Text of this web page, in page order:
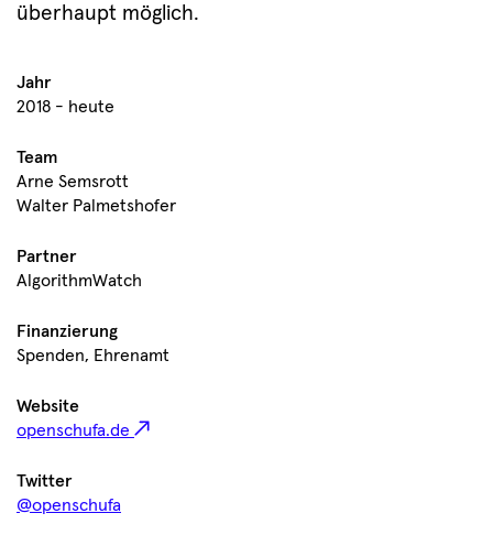
Jahr
2018 - heute
Team
Arne Semsrott
Walter Palmetshofer
Partner
AlgorithmWatch
Finanzierung
Spenden, Ehrenamt
Website
openschufa.de
Twitter
@openschufa
überhaupt möglich.